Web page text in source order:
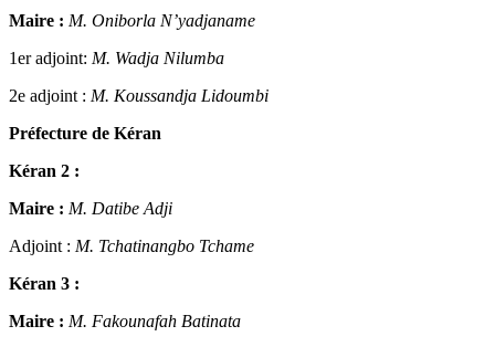
Maire : M. Oniborla N’yadjaname
1er adjoint: M. Wadja Nilumba
2e adjoint : M. Koussandja Lidoumbi
Préfecture de Kéran
Kéran 2 :
Maire : M. Datibe Adji
Adjoint : M. Tchatinangbo Tchame
Kéran 3 :
Maire : M. Fakounafah Batinata